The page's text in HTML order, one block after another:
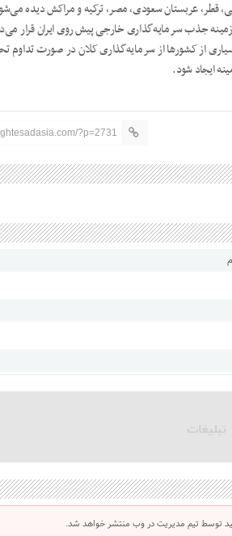
جذب سرمایه‌گذاری خارجی پیش روی ایران قرار
از کشورها از سرمایه‌گذاری کلان در صورت تداوم
ایجاد شود.
?p=2731
توسط تیم مدیریت در وب منتشر خواهد شد.